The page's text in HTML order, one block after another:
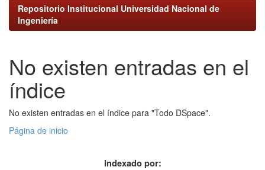
Repositorio Institucional Universidad Nacional de
Ingeniería
No existen entradas en el
índice
No existen entradas en el índice para "Todo DSpace".
Página de inicio
Indexado por: